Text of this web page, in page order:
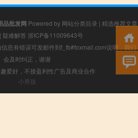
品批发网 Powered by 网站分类目录 | 精选推荐文章
| 疑难解答 浙ICP备11009643号
息有错误可发邮件到f_fb#foxmail.com说明，我们
会及时纠正，谢谢
爱好，不接盈利性广告及商业合作
小男孩